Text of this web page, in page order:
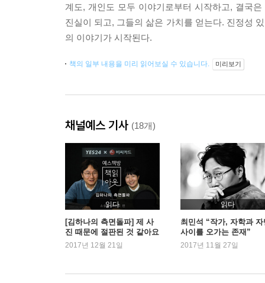
계도, 개인도 모두 이야기로부터 시작하고, 결국
진실이 되고, 그들의 삶은 가치를 얻는다. 진정성
의 이야기가 시작된다.
책의 일부 내용을 미리 읽어보실 수 있습니다. 미리보기
채널예스 기사 (18개)
읽다
[김하나의 측면돌파] 제 사
진 때문에 절판된 것 같아요
(G. 최민석 작가)
2017년 12월 21일
읽다
최민석 “작가, 자학과 자
사이를 오가는 존재”
2017년 11월 27일